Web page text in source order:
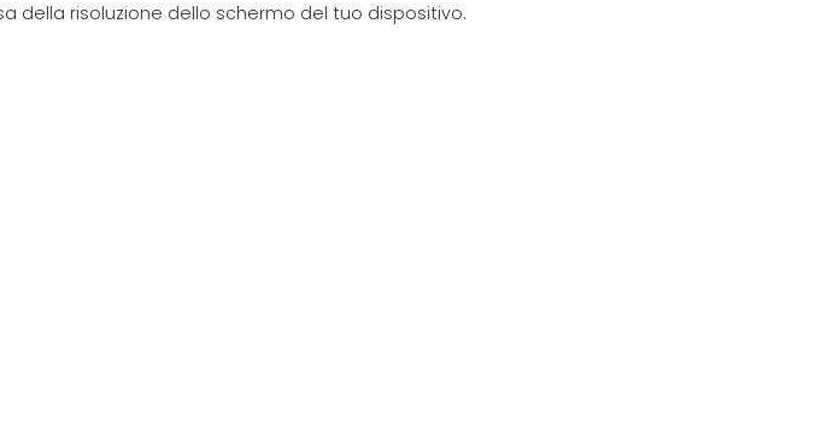
della risoluzione dello schermo del tuo dispositivo.